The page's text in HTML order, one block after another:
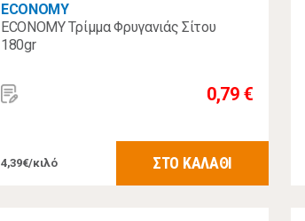
ECONOMY
ECONOMY Τρίμμα Φρυγανιάς Σίτου
180gr
0,79 €
4,39€/κιλό ΣΤΟ ΚΑΛΑΘΙ